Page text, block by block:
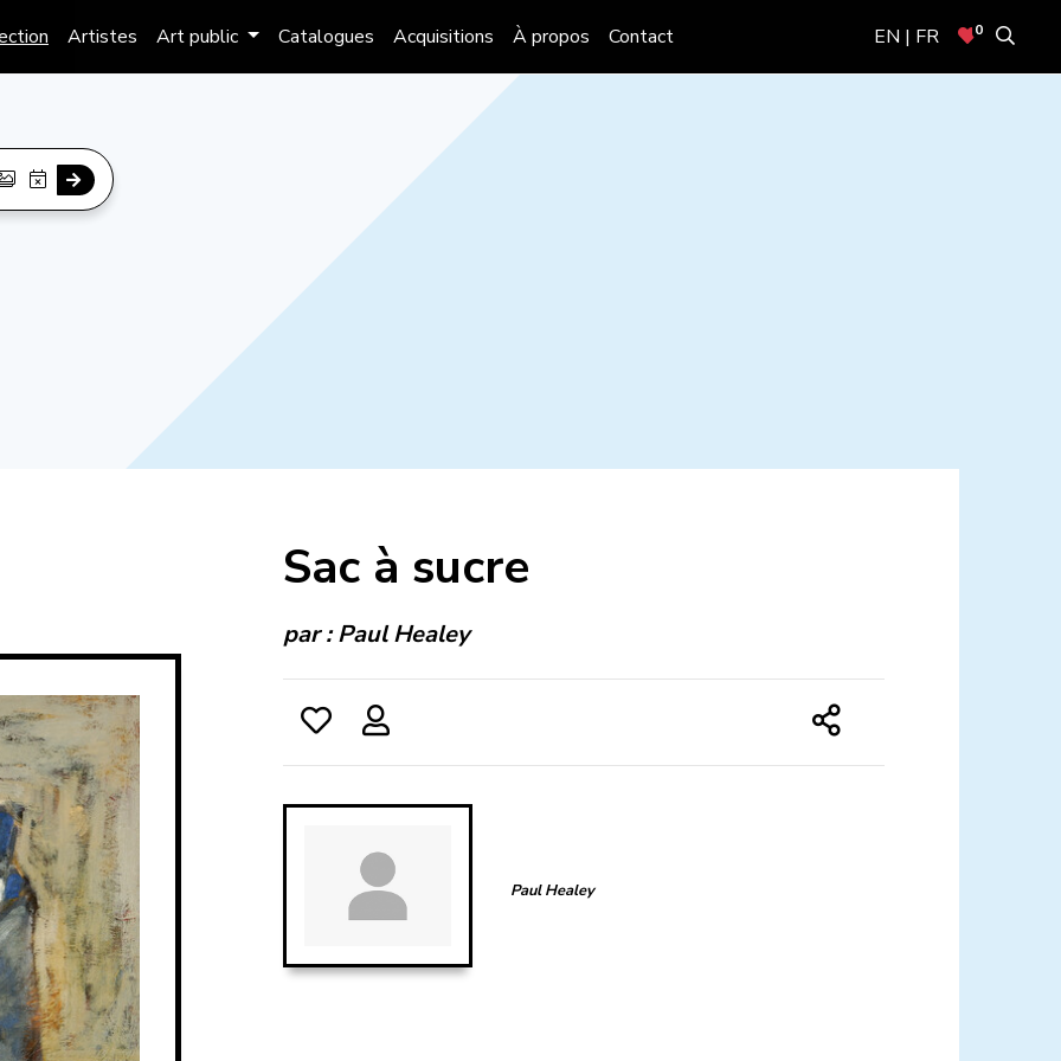
Artistes Art public Catalogues Acquisitions À propos Contact EN | FR 0
Sac à sucre
par :Paul Healey
Paul Healey